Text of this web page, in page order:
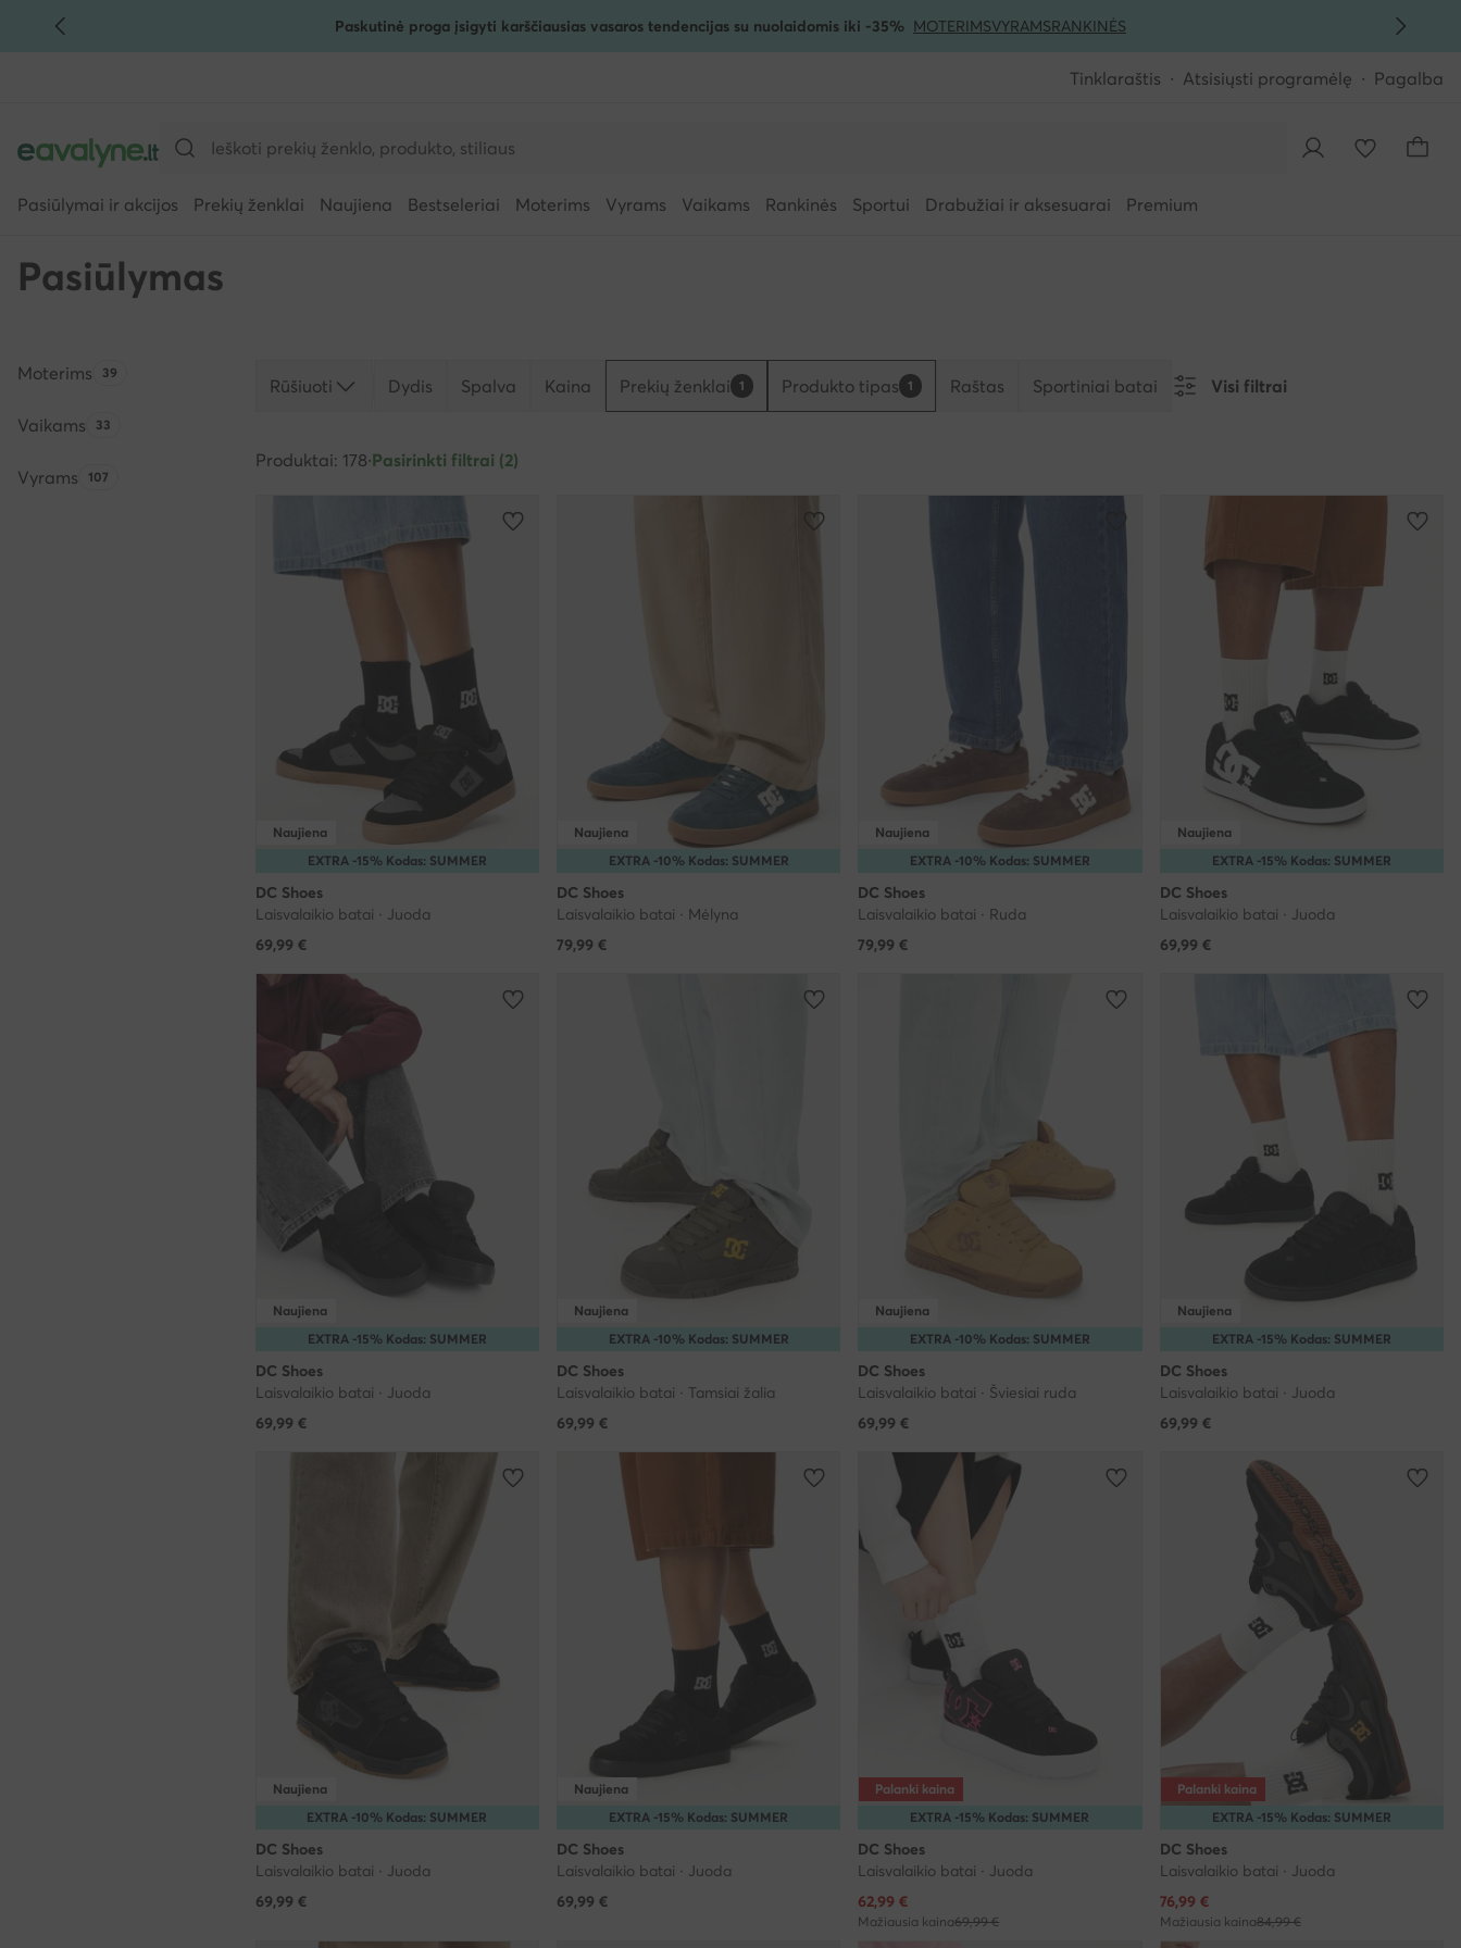
PEREITI PRIE PAGRINDINIO TURINIOPaskutinė proga įsigyti karščiausias vasaros tendencijas su nuolaidomis iki -35% MOTERIMSVYRAMSRANKINĖS
Tinklaraštis Atsisiųsti programėlę Pagalba
Pasiūlymai ir akcijos Prekių ženklai Naujiena Bestseleriai Moterims Vyrams Vaikams Rankinės Sportui Drabužiai ir aksesuarai Premium
Pasiūlymas
Moterims Produktų skaičius:
39
Vaikams Produktų skaičius:
33
Vyrams Produktų skaičius:
107
Rūšiuoti Dydis Spalva Kaina Prekių ženklai 1 Produkto tipas 1 Raštas Sportiniai batai Visi filtrai
Produktai: 178·Pasirinkti filtrai (2)
EXTRA -15% Kodas: SUMMER
Naujiena
DC Shoes
Laisvalaikio batai · Juoda
69,99 €
EXTRA -10% Kodas: SUMMER
Naujiena
DC Shoes
Laisvalaikio batai · Mėlyna
79,99 €
EXTRA -10% Kodas: SUMMER
Naujiena
DC Shoes
Laisvalaikio batai · Ruda
79,99 €
EXTRA -15% Kodas: SUMMER
Naujiena
DC Shoes
Laisvalaikio batai · Juoda
69,99 €
EXTRA -15% Kodas: SUMMER
Naujiena
DC Shoes
Laisvalaikio batai · Juoda
69,99 €
EXTRA -10% Kodas: SUMMER
Naujiena
DC Shoes
Laisvalaikio batai · Tamsiai žalia
69,99 €
EXTRA -10% Kodas: SUMMER
Naujiena
DC Shoes
Laisvalaikio batai · Šviesiai ruda
69,99 €
EXTRA -15% Kodas: SUMMER
Naujiena
DC Shoes
Laisvalaikio batai · Juoda
69,99 €
EXTRA -10% Kodas: SUMMER
Naujiena
DC Shoes
Laisvalaikio batai · Juoda
69,99 €
EXTRA -15% Kodas: SUMMER
Naujiena
DC Shoes
Laisvalaikio batai · Juoda
69,99 €
EXTRA -15% Kodas: SUMMER
Palanki kaina
DC Shoes
Laisvalaikio batai · Juoda
Dabartinė kaina
62,99 €
Mažiausia kaina69,99 €
EXTRA -15% Kodas: SUMMER
Palanki kaina
DC Shoes
Laisvalaikio batai · Juoda
Dabartinė kaina
76,99 €
Mažiausia kaina84,99 €